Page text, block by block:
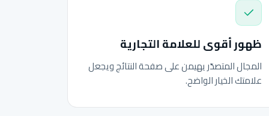
ظهور أقوى للعلامة التجارية
المجال المتصدّر يهيمن على صفحة النتائج ويجعل
علامتك الخيار الواضح.